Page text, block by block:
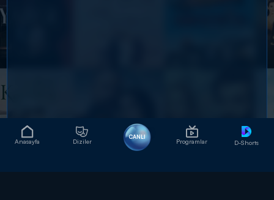
Anasayfa Diziler
CANLI
Programlar D-Shorts